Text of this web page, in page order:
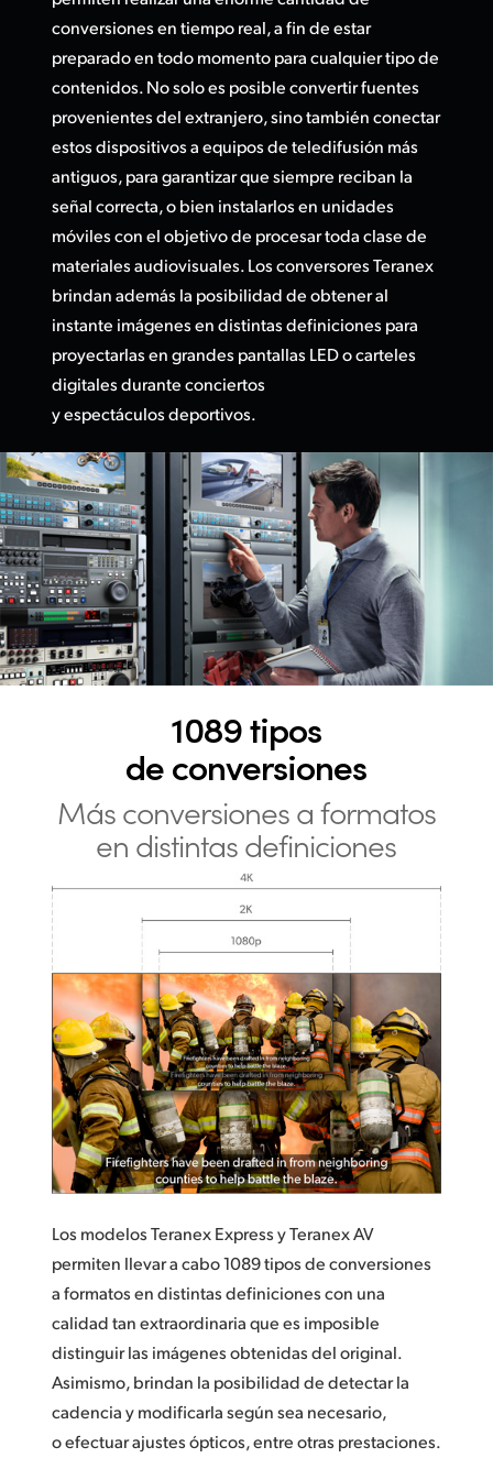
UAE
Ukraine
United States
conversiones en tiempo real, a fin de estar
preparado en todo momento para cualquier tipo de
contenidos. No solo es posible convertir fuentes
provenientes del extranjero, sino también conectar
estos dispositivos a equipos de teledifusión más
antiguos, para garantizar que siempre reciban la
señal correcta, o bien instalarlos en unidades
móviles con el objetivo de procesar toda clase de
materiales audiovisuales. Los conversores Teranex
brindan además la posibilidad de obtener al
instante imágenes en distintas definiciones para
proyectarlas en grandes pantallas LED o carteles
digitales durante conciertos
y espectáculos deportivos.
1089 tipos
de conversiones
Más conversiones a formatos
en distintas definiciones
Los modelos Teranex Express y Teranex AV
permiten llevar a cabo 1089 tipos de conversiones
a formatos en distintas definiciones con una
calidad tan extraordinaria que es imposible
distinguir las imágenes obtenidas del original.
Asimismo, brindan la posibilidad de detectar la
cadencia y modificarla según sea necesario,
o efectuar ajustes ópticos, entre otras prestaciones.